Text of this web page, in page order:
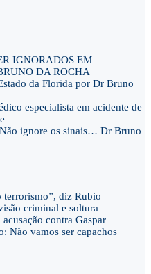
IGNORADOS EM
DA ROCHA
da Florida por Dr Bruno
especialista em acidente de
ignore os sinais… Dr Bruno
terrorismo”, diz Rubio
criminal e soltura
contra Gaspar
Não vamos ser capachos